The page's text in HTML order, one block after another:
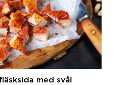
med svål